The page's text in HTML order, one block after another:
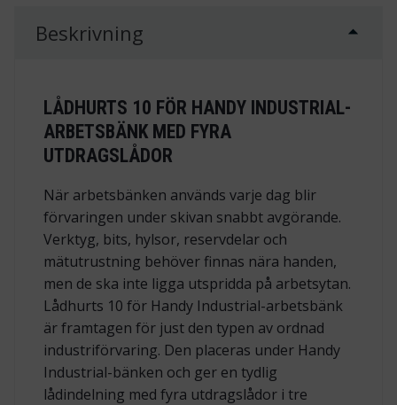
Beskrivning
LÅDHURTS 10 FÖR HANDY INDUSTRIAL-
ARBETSBÄNK MED FYRA
UTDRAGSLÅDOR
När arbetsbänken används varje dag blir
förvaringen under skivan snabbt avgörande.
Verktyg, bits, hylsor, reservdelar och
mätutrustning behöver finnas nära handen,
men de ska inte ligga utspridda på arbetsytan.
Lådhurts 10 för Handy Industrial-arbetsbänk
är framtagen för just den typen av ordnad
industriförvaring. Den placeras under Handy
Industrial-bänken och ger en tydlig
lådindelning med fyra utdragslådor i tre